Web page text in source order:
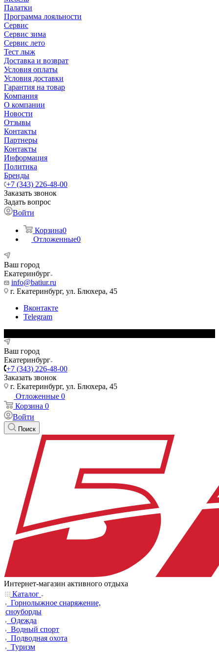
Палатки
Программа лояльности
Сервис
Сервис зима
Сервис лето
Тест лыж
Доставка и возврат
Условия оплаты
Условия доставки
Гарантия на товар
Компания
О компании
Новости
Отзывы
Контакты
Партнеры
Контакты
Информация
Политика
Бренды
+7 (343) 226-48-00
Заказать звонок
Задать вопрос
Войти
Корзина0
Отложенные0
Ваш город
Екатеринбург
info@batiur.ru
г. Екатеринбург, ул. Блюхера, 45
Вконтакте
Telegram
Ваш город
Екатеринбург
+7 (343) 226-48-00
Заказать звонок
г. Екатеринбург, ул. Блюхера, 45
Отложенные 0
Корзина 0
Войти
Поиск
Интернет-магазин активного отдыха
Каталог
Горнолыжное снаряжение,
сноуборды
Одежда
Водный спорт
Подводная охота
Туризм